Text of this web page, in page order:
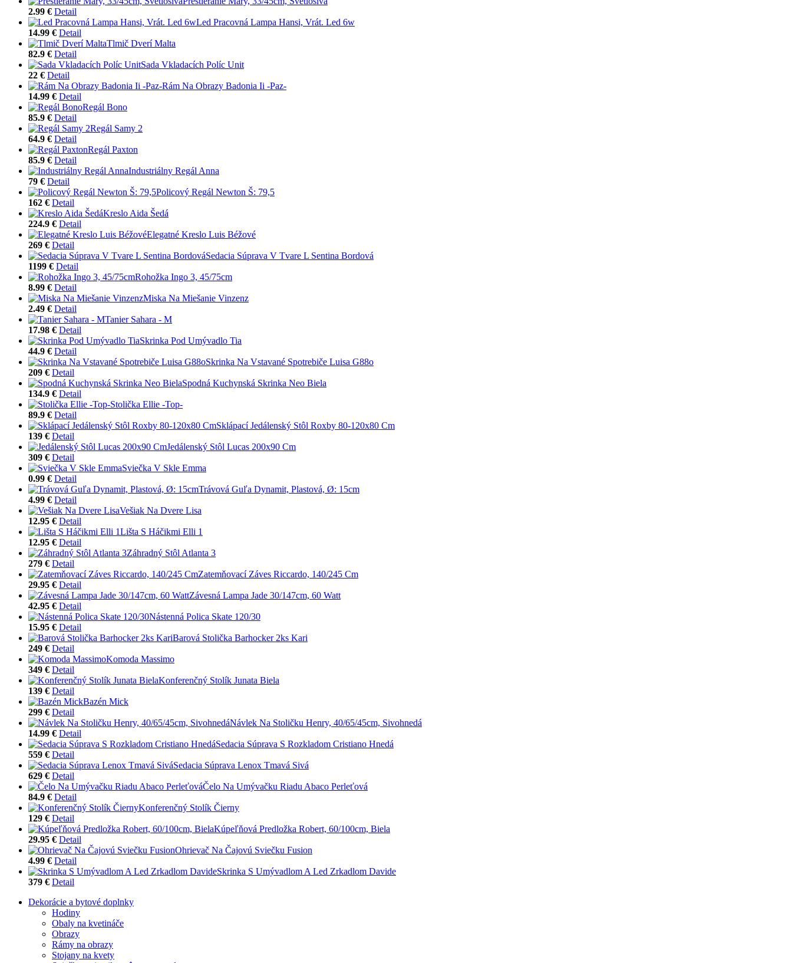
2.99 € Detail
Led Pracovná Lampa Hansi, Vrát. Led 6w
14.99 € Detail
Tlmič Dverí Malta
82.9 € Detail
Sada Vkladacích Políc Unit
22 € Detail
Rám Na Obrazy Badonia Ii -Paz-
14.99 € Detail
Regál Bono
85.9 € Detail
Regál Samy 2
64.9 € Detail
Regál Paxton
85.9 € Detail
Industriálny Regál Anna
79 € Detail
Policový Regál Newton Š: 79,5
162 € Detail
Kreslo Aida Šedá
224.9 € Detail
Elegatné Kreslo Luis Béžové
269 € Detail
Sedacia Súprava V Tvare L Sentina Bordová
1199 € Detail
Rohožka Ingo 3, 45/75cm
8.99 € Detail
Miska Na Miešanie Vinzenz
2.49 € Detail
Tanier Sahara - M
17.98 € Detail
Skrinka Pod Umývadlo Tia
44.9 € Detail
Skrinka Na Vstavané Spotrebiče Luisa G88o
209 € Detail
Spodná Kuchynská Skrinka Neo Biela
134.9 € Detail
Stolička Ellie -Top-
89.9 € Detail
Sklápací Jedálenský Stôl Roxby 80-120x80 Cm
139 € Detail
Jedálenský Stôl Lucas 200x90 Cm
309 € Detail
Sviečka V Skle Emma
0.99 € Detail
Trávová Guľa Dynamit, Plastová, Ø: 15cm
4.99 € Detail
Vešiak Na Dvere Lisa
12.95 € Detail
Lišta S Háčikmi Elli 1
12.95 € Detail
Záhradný Stôl Atlanta 3
279 € Detail
Zatemňovací Záves Riccardo, 140/245 Cm
29.95 € Detail
Závesná Lampa Jade 30/147cm, 60 Watt
42.95 € Detail
Nástenná Polica Skate 120/30
15.95 € Detail
Barová Stolička Barhocker 2ks Kari
249 € Detail
Komoda Massimo
349 € Detail
Konferenčný Stolík Junata Biela
139 € Detail
Bazén Mick
299 € Detail
Návlek Na Stoličku Henry, 40/65/45cm, Sivohnedá
14.99 € Detail
Sedacia Súprava S Rozkladom Cristiano Hnedá
559 € Detail
Sedacia Súprava Lenox Tmavá Sivá
629 € Detail
Čelo Na Umývačku Riadu Abaco Perleťová
84.9 € Detail
Konferenčný Stolík Čierny
129 € Detail
Kúpeľňová Predložka Robert, 60/100cm, Biela
29.95 € Detail
Ohrievač Na Čajovú Sviečku Fusion
4.99 € Detail
Skrinka S Umývadlom A Led Zrkadlom Davide
379 € Detail
Dekorácie a bytové doplnky
Hodiny
Obaly na kvetináče
Obrazy
Rámy na obrazy
Stojany na kvety